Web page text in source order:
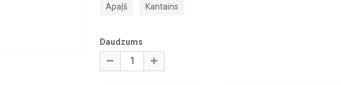
Apaļš
Kantains
Daudzums